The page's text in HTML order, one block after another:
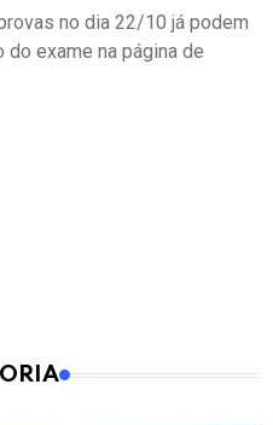
no dia 22/10 já podem
exame na página de